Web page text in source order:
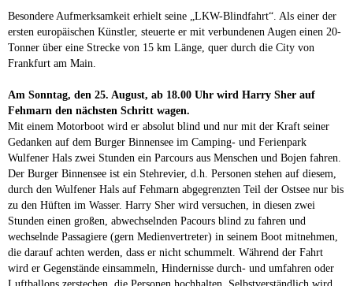
Besondere Aufmerksamkeit erhielt seine „LKW-Blindfahrt“. Als einer der
ersten europäischen Künstler, steuerte er mit verbundenen Augen einen 20-
Tonner über eine Strecke von 15 km Länge, quer durch die City von
Frankfurt am Main.
Am Sonntag, den 25. August, ab 18.00 Uhr wird Harry Sher auf
Fehmarn den nächsten Schritt wagen.
Mit einem Motorboot wird er absolut blind und nur mit der Kraft seiner
Gedanken auf dem Burger Binnensee im Camping- und Ferienpark
Wulfener Hals zwei Stunden ein Parcours aus Menschen und Bojen fahren.
Der Burger Binnensee ist ein Stehrevier, d.h. Personen stehen auf diesem,
durch den Wulfener Hals auf Fehmarn abgegrenzten Teil der Ostsee nur bis
zu den Hüften im Wasser. Harry Sher wird versuchen, in diesen zwei
Stunden einen großen, abwechselnden Pacours blind zu fahren und
wechselnde Passagiere (gern Medienvertreter) in seinem Boot mitnehmen,
die darauf achten werden, dass er nicht schummelt. Während der Fahrt
wird er Gegenstände einsammeln, Hindernisse durch- und umfahren oder